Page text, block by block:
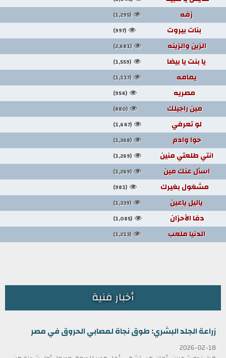
زفه (1,295)
بنات بيروت (997)
الزين والزينه (2,681)
يا بنت يا بيضا (1,559)
يمامه (1,117)
مصريه (954)
مين راجيلك (880)
لو تعرفي (1,647)
حوا وادم (1,368)
انتي طلعتي منين (1,269)
اسأل عنك مين (1,269)
مشغول بغيرك (981)
ياليل ياعين (1,339)
دفا الأحزان (1,085)
الدنيا ملعب (1,213)
أخبار فنية
زراعة الجلد البشري: طوق نجاة لمصابي الحروق في مصر
2026-02-18